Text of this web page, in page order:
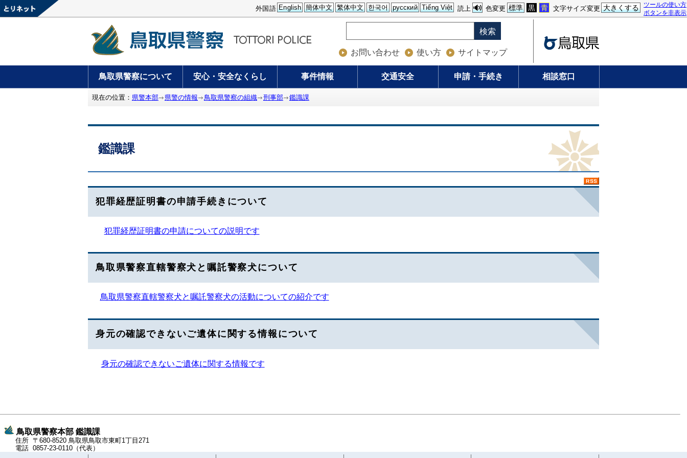
ツールの使い方
ボタンを非表示
文字サイズ変更 大きくする
色変更 標準 黒 青
読上
外国語 English 簡体中文 繁体中文 한국어 русский Tiếng Việt
検索
お問い合わせ 使い方 サイトマップ
鳥取県警察について 安心・安全なくらし 事件情報 交通安全 申請・手続き 相談窓口
現在の位置： 県警本部 県警の情報 鳥取県警察の組織 刑事部 鑑識課
鑑識課
犯罪経歴証明書の申請手続きについて
犯罪経歴証明書の申請についての説明です
鳥取県警察直轄警察犬と嘱託警察犬について
鳥取県警察直轄警察犬と嘱託警察犬の活動についての紹介です
身元の確認できないご遺体に関する情報について
身元の確認できないご遺体に関する情報です
鳥取県警察本部 鑑識課
住所 〒680-8520 鳥取県鳥取市東町1丁目271
電話 0857-23-0110 （代表）